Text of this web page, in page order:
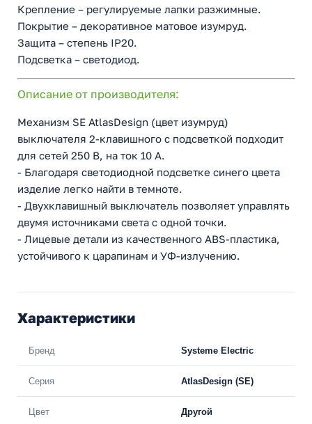
Крепление – регулируемые лапки разжимные.
Покрытие – декоративное матовое изумруд.
Защита – степень IP20.
Подсветка – светодиод.
Описание от производителя:
Механизм SE AtlasDesign (цвет изумруд)
выключателя 2-клавишного c подсветкой подходит
для сетей 250 В, на ток 10 А.
- Благодаря светодиодной подсветке синего цвета
изделие легко найти в темноте.
- Двухклавишный выключатель позволяет управлять
двумя источниками света с одной точки.
- Лицевые детали из качественного ABS-пластика,
устойчивого к царапинам и УФ-излучению.
Характеристики
Бренд Systeme Electric
Серия AtlasDesign (SE)
Цвет Другой